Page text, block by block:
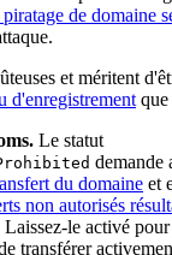
de domaine
et méritent
d'enregistrement
Le statut
demande
du domaine et
non autorisés
Laissez-le activé
transférer